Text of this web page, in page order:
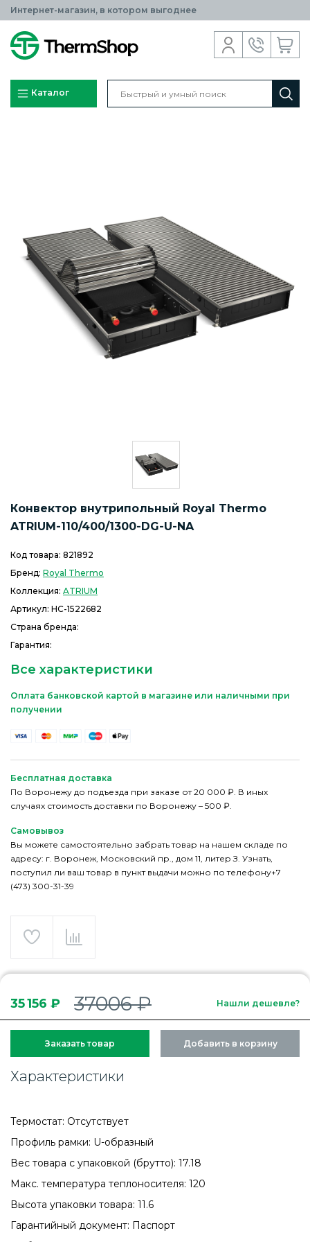
Интернет-магазин, в котором выгоднее
Каталог
Конвектор внутрипольный Royal Thermo
ATRIUM-110/400/1300-DG-U-NA
Код товара: 821892
Бренд: Royal Thermo
Коллекция: ATRIUM
Артикул: НС-1522682
Страна бренда:
Гарантия:
Все характеристики
Оплата банковской картой в магазине или наличными при
получении
Бесплатная доставка
По Воронежу до подъезда при заказе от 20 000 ₽. В иных
случаях стоимость доставки по Воронежу – 500 ₽.
Самовывоз
Вы можете самостоятельно забрать товар на нашем складе по
адресу: г. Воронеж, Московский пр., дом 11, литер З. Узнать,
поступил ли ваш товар в пункт выдачи можно по телефону+7
(473) 300-31-39
35 156 ₽ 37006 ₽ Нашли дешевле?
Заказать товар Добавить в корзину
Характеристики
Термостат: Отсутствует
Профиль рамки: U-образный
Вес товара с упаковкой (брутто): 17.18
Макс. температура теплоносителя: 120
Высота упаковки товара: 11.6
Гарантийный документ: Паспорт